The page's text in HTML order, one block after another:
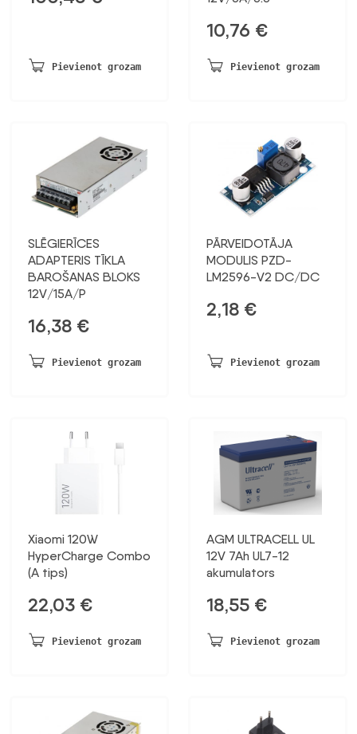
Pievienot grozam
10,76 €
Pievienot grozam
SLĒGIERĪCES
ADAPTERIS TĪKLA
BAROŠANAS BLOKS
12V/15A/P
16,38 €
Pievienot grozam
PĀRVEIDOTĀJA
MODULIS PZD-
LM2596-V2 DC/DC
2,18 €
Pievienot grozam
Xiaomi 120W
HyperCharge Combo
(A tips)
22,03 €
Pievienot grozam
AGM ULTRACELL UL
12V 7Ah UL7-12
akumulators
18,55 €
Pievienot grozam